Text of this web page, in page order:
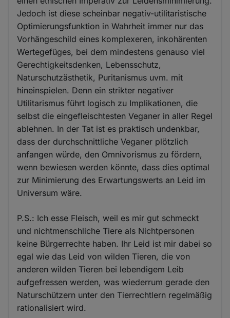
Jedoch ist diese scheinbar negativ-utilitaristische
Optimierungsfunktion in Wahrheit immer nur das
Vorhängeschild eines komplexeren, inkohärenten
Wertegefüges, bei dem mindestens genauso viel
Gerechtigkeitsdenken, Lebensschutz,
Naturschutzästhetik, Puritanismus uvm. mit
hineinspielen. Denn ein strikter negativer
Utilitarismus führt logisch zu Implikationen, die
selbst die eingefleischtesten Veganer in aller Regel
ablehnen. In der Tat ist es praktisch undenkbar,
dass der durchschnittliche Veganer plötzlich
anfangen würde, den Omnivorismus zu fördern,
wenn bewiesen werden könnte, dass dies optimal
zur Minimierung des Erwartungswerts an Leid im
Universum wäre.
P.S.: Ich esse Fleisch, weil es mir gut schmeckt
und nichtmenschliche Tiere als Nichtpersonen
keine Bürgerrechte haben. Ihr Leid ist mir dabei so
egal wie das Leid von wilden Tieren, die von
anderen wilden Tieren bei lebendigem Leib
aufgefressen werden, was wiederrum gerade den
Naturschützern unter den Tierrechtlern regelmäßig
rationalisiert wird.